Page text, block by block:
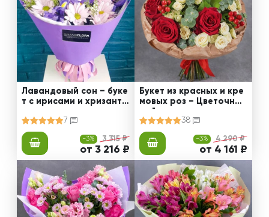
Лавандовый сон – буке
т с ирисами и хризанте
7
-3% 3 315 ₽
от 3 216 ₽
Букет из красных и кре
мовых роз – Цветочный
38
-3% 4 290 ₽
от 4 161 ₽